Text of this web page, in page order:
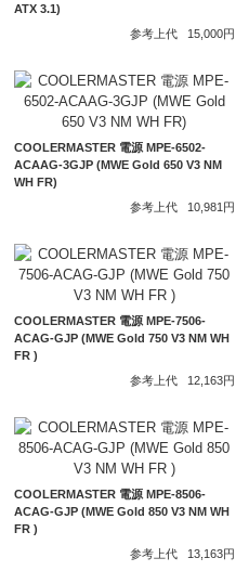
ATX 3.1)
参考上代
15,000円
COOLERMASTER 電源 MPE-6502-
ACAAG-3GJP (MWE Gold 650 V3 NM
WH FR)
参考上代
10,981円
COOLERMASTER 電源 MPE-7506-
ACAG-GJP (MWE Gold 750 V3 NM WH
FR )
参考上代
12,163円
COOLERMASTER 電源 MPE-8506-
ACAG-GJP (MWE Gold 850 V3 NM WH
FR )
参考上代
13,163円